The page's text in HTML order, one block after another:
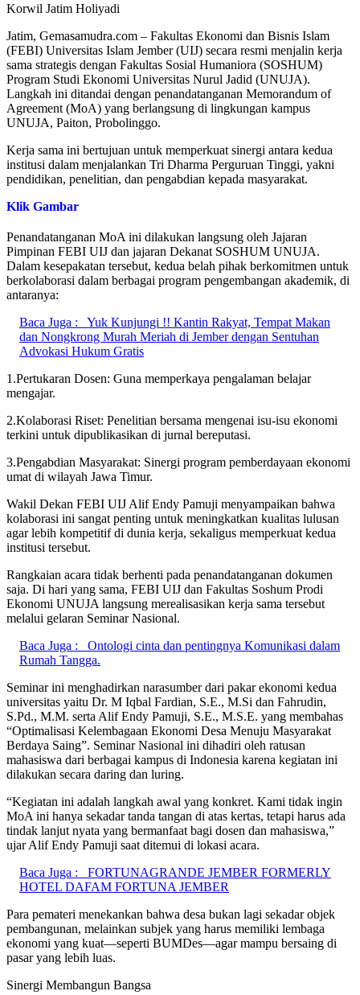
Korwil Jatim Holiyadi
Jatim, Gemasamudra.com – Fakultas Ekonomi dan Bisnis Islam
(FEBI) Universitas Islam Jember (UIJ) secara resmi menjalin kerja
sama strategis dengan Fakultas Sosial Humaniora (SOSHUM)
Program Studi Ekonomi Universitas Nurul Jadid (UNUJA).
Langkah ini ditandai dengan penandatanganan Memorandum of
Agreement (MoA) yang berlangsung di lingkungan kampus
UNUJA, Paiton, Probolinggo.
Kerja sama ini bertujuan untuk memperkuat sinergi antara kedua
institusi dalam menjalankan Tri Dharma Perguruan Tinggi, yakni
pendidikan, penelitian, dan pengabdian kepada masyarakat.
Klik Gambar
Penandatanganan MoA ini dilakukan langsung oleh Jajaran
Pimpinan FEBI UIJ dan jajaran Dekanat SOSHUM UNUJA.
Dalam kesepakatan tersebut, kedua belah pihak berkomitmen untuk
berkolaborasi dalam berbagai program pengembangan akademik, di
antaranya:
Baca Juga :
Yuk Kunjungi !! Kantin Rakyat, Tempat Makan
dan Nongkrong Murah Meriah di Jember dengan Sentuhan
Advokasi Hukum Gratis
1.Pertukaran Dosen: Guna memperkaya pengalaman belajar
mengajar.
2.Kolaborasi Riset: Penelitian bersama mengenai isu-isu ekonomi
terkini untuk dipublikasikan di jurnal bereputasi.
3.Pengabdian Masyarakat: Sinergi program pemberdayaan ekonomi
umat di wilayah Jawa Timur.
Wakil Dekan FEBI UIJ Alif Endy Pamuji menyampaikan bahwa
kolaborasi ini sangat penting untuk meningkatkan kualitas lulusan
agar lebih kompetitif di dunia kerja, sekaligus memperkuat kedua
institusi tersebut.
Rangkaian acara tidak berhenti pada penandatanganan dokumen
saja. Di hari yang sama, FEBI UIJ dan Fakultas Soshum Prodi
Ekonomi UNUJA langsung merealisasikan kerja sama tersebut
melalui gelaran Seminar Nasional.
Baca Juga :
Ontologi cinta dan pentingnya Komunikasi dalam
Rumah Tangga.
Seminar ini menghadirkan narasumber dari pakar ekonomi kedua
universitas yaitu Dr. M Iqbal Fardian, S.E., M.Si dan Fahrudin,
S.Pd., M.M. serta Alif Endy Pamuji, S.E., M.S.E. yang membahas
“Optimalisasi Kelembagaan Ekonomi Desa Menuju Masyarakat
Berdaya Saing”. Seminar Nasional ini dihadiri oleh ratusan
mahasiswa dari berbagai kampus di Indonesia karena kegiatan ini
dilakukan secara daring dan luring.
“Kegiatan ini adalah langkah awal yang konkret. Kami tidak ingin
MoA ini hanya sekadar tanda tangan di atas kertas, tetapi harus ada
tindak lanjut nyata yang bermanfaat bagi dosen dan mahasiswa,”
ujar Alif Endy Pamuji saat ditemui di lokasi acara.
Baca Juga :
FORTUNAGRANDE JEMBER FORMERLY
HOTEL DAFAM FORTUNA JEMBER
Para pemateri menekankan bahwa desa bukan lagi sekadar objek
pembangunan, melainkan subjek yang harus memiliki lembaga
ekonomi yang kuat—seperti BUMDes—agar mampu bersaing di
pasar yang lebih luas.
Sinergi Membangun Bangsa